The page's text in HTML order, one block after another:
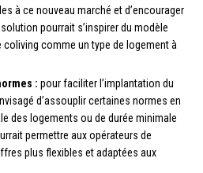
à ce nouveau marché et d’encourager
pourrait s’inspirer du modèle
coliving comme un type de logement à
: pour faciliter l’implantation du
d’assouplir certaines normes en
des logements ou de durée minimale
permettre aux opérateurs de
plus flexibles et adaptées aux